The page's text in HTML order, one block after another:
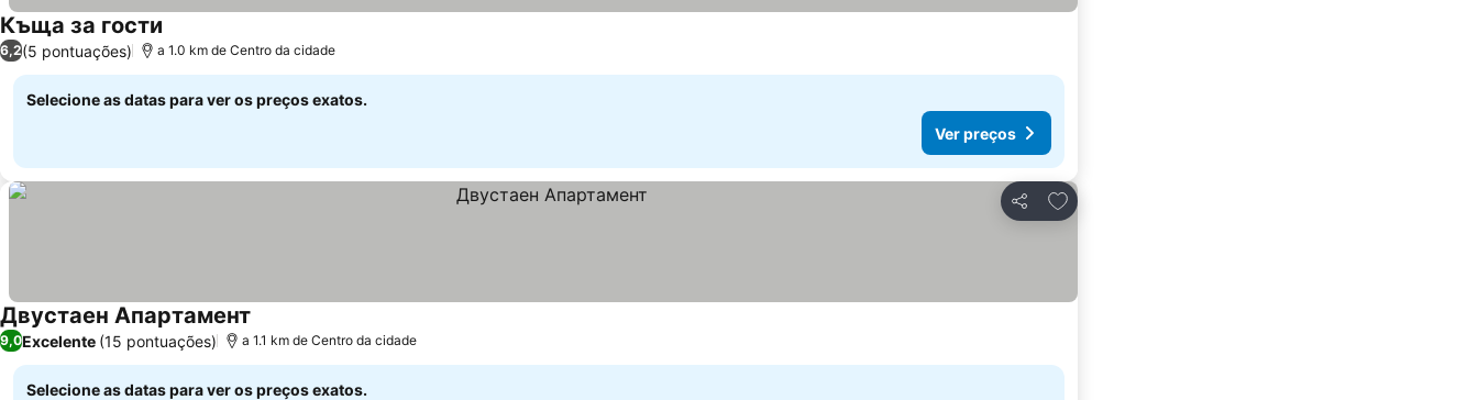
Къща за гости
6,2(5 pontuações) a 1.0 km de Centro da cidade
Selecione as datas para ver os preços exatos.
Ver preços
Partilhar
Adicionar aos favoritos
Двустаен Апартамент
9,0Excelente (15 pontuações) a 1.1 km de Centro da cidade
Selecione as datas para ver os preços exatos.